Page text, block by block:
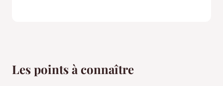
Les points à connaître